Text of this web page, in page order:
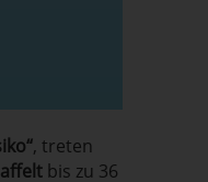
, treten
bis zu 36